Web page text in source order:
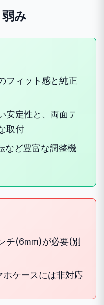
み
フィット感と純正
安定性と、両面テ
取付
など豊富な調整機
チ(6mm)が必要(別
ホケースには非対応